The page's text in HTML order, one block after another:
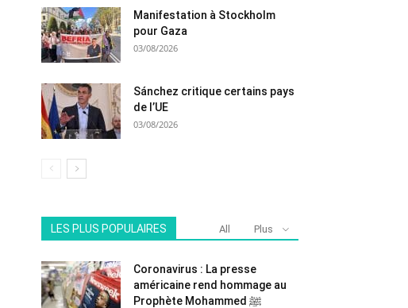
Manifestation à Stockholm
pour Gaza
03/08/2026
Sánchez critique certains pays
de l’UE
03/08/2026
LES PLUS POPULAIRES All Plus
Coronavirus : La presse
américaine rend hommage au
Prophète Mohammed ﷺ